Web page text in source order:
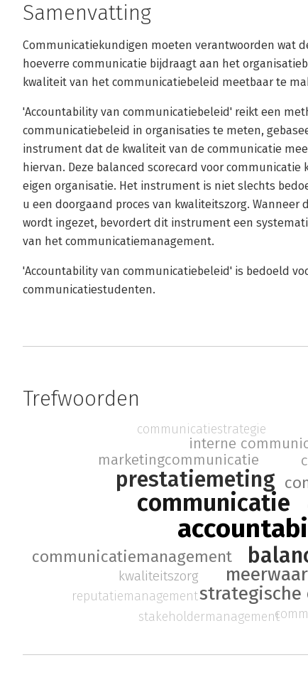
Samenvatting
Communicatiekundigen moeten verantwoorden wat
hoeverre communicatie bijdraagt aan het
kwaliteit van het communicatiebeleid meetbaar te
'Accountability van communicatiebeleid' reikt een
communicatiebeleid in organisaties te meten,
instrument dat de kwaliteit van de communicatie
hiervan. Deze balanced scorecard voor
eigen organisatie. Het instrument is niet slechts
u een doorgaand proces van kwaliteitszorg. Wanneer
wordt ingezet, bevordert dit instrument een
van het communicatiemanagement.
'Accountability van communicatiebeleid' is bedoeld
communicatiestudenten.
Trefwoorden
communicatie
prestatiemeting
strategische
communicatiemanagement
marketingcommunicatie
interne
kwaliteitszorg
stakeholdermanagement
reputatiemanagement
communicatiestrategie